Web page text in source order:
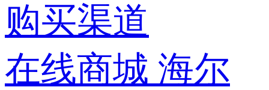
购买渠道
在线商城 海尔